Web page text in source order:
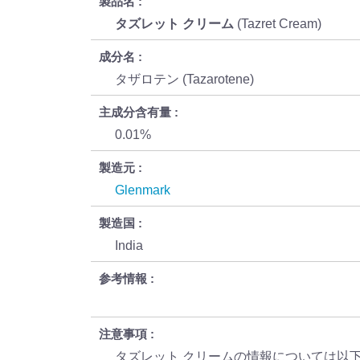
タズレット クリーム (Tazret Cream)
成分名
タザロテン (Tazarotene)
主成分含有量
0.01%
製造元
Glenmark
製造国
India
参考情報
注意事項
タズレット クリームの情報については以